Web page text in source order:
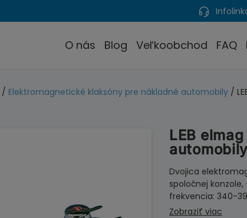
O nás Blog Veľkoobchod FAQ
/ Elektromagnetické klaksóny pre nákladné automobily /
LEB
Dvojica
spoločnej
frekvencia: 340-
Zobraziť viac